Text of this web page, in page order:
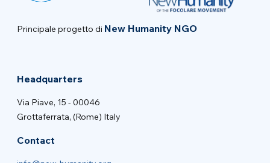
Principale progetto di New Humanity NGO
Headquarters
Via Piave, 15 - 00046
Grottaferrata, (Rome) Italy
Contact